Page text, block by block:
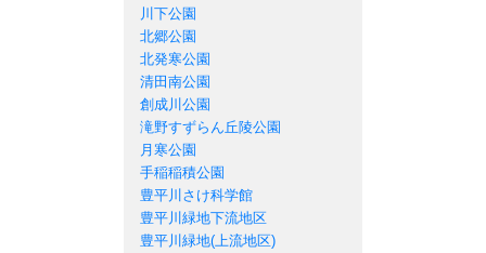
川下公園
北郷公園
北発寒公園
清田南公園
創成川公園
滝野すずらん丘陵公園
月寒公園
手稲稲積公園
豊平川さけ科学館
豊平川緑地下流地区
豊平川緑地(上流地区)